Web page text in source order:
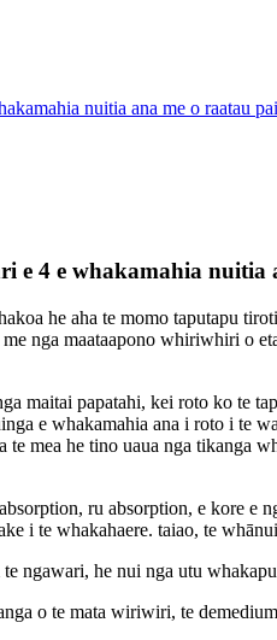
nuitia ana me o raatau
e 4 e whakamahia
he aha te momo taputapu
nga maataapono whiriwhiri o
maitai papatahi, kei roto ko
e whakamahia ana i roto i te
mea he tino uaua nga tikanga
ru absorption, e kore
i te whakahaere. taiao, te
ngawari, he nui nga utu
o te mata wiriwiri, te